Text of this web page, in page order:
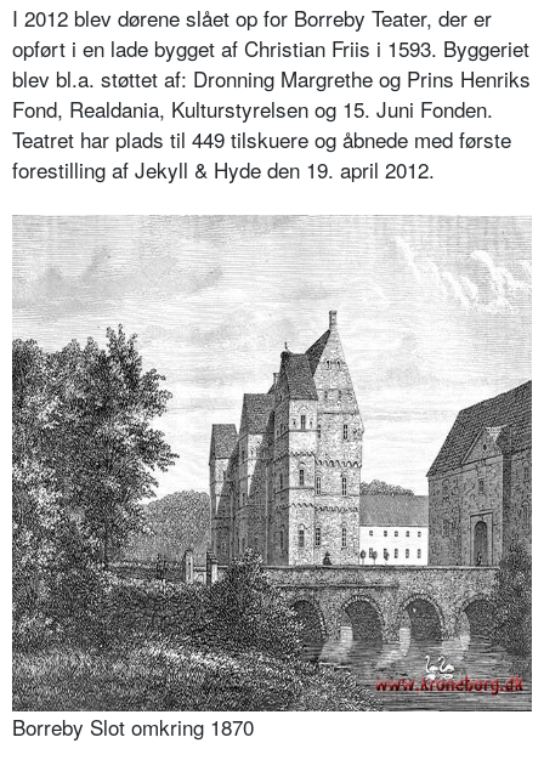
I 2012 blev dørene slået op for Borreby Teater, der er
opført i en lade bygget af Christian Friis i 1593. Byggeriet
blev bl.a. støttet af: Dronning Margrethe og Prins Henriks
Fond, Realdania, Kulturstyrelsen og 15. Juni Fonden.
Teatret har plads til 449 tilskuere og åbnede med første
forestilling af Jekyll & Hyde den 19. april 2012.
Borreby Slot omkring 1870